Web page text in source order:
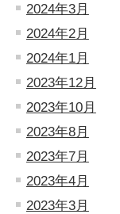
2024年3月
2024年2月
2024年1月
2023年12月
2023年10月
2023年8月
2023年7月
2023年4月
2023年3月